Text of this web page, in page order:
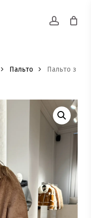
account
Пальто
Пальто з